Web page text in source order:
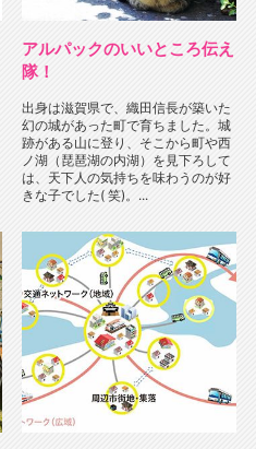
アルパックのいいところ伝え
隊！
出身は滋賀県で、織田信長が築いた
幻の城があった町で育ちました。城
跡がある山に登り、そこから町や西
ノ湖（琵琶湖の内湖）を見下ろして
は、天下人の気持ちを味わうのが好
きな子でした( 笑)。...